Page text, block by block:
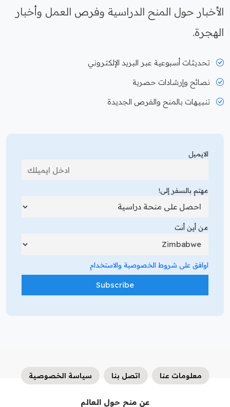
الأخبار حول المنح الدراسية وفرص العمل وأخبار
الهجرة.
تحديثات أسبوعية عبر البريد الإلكتروني
نصائح وإرشادات حصرية
تنبيهات بالمنح والفرص الجديدة
الايميل
مهتم بالسفر إلى!
من أين أنت
اوافق على شروط الخصوصية والاستخدام
معلومات عنا اتصل بنا سياسة الخصوصية
عن منح حول العالم